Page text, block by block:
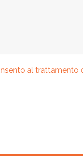
al trattamento